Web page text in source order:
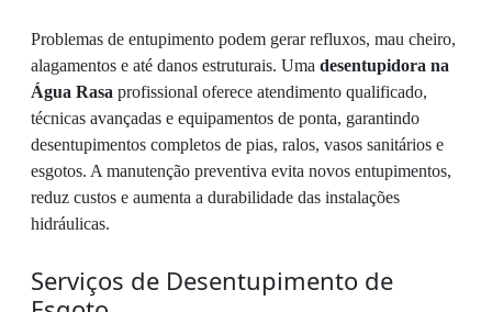
Problemas de entupimento podem gerar refluxos, mau cheiro,
alagamentos e até danos estruturais. Uma desentupidora na
Água Rasa profissional oferece atendimento qualificado,
técnicas avançadas e equipamentos de ponta, garantindo
desentupimentos completos de pias, ralos, vasos sanitários e
esgotos. A manutenção preventiva evita novos entupimentos,
reduz custos e aumenta a durabilidade das instalações
hidráulicas.
Serviços de Desentupimento de